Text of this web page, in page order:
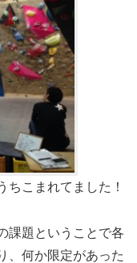
ちこまれてました！
課題ということで各
、何か限定があった